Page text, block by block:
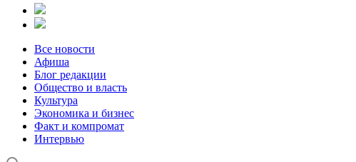
Все новости
Афиша
Блог редакции
Общество и власть
Культура
Экономика и бизнес
Факт и компромат
Интервью